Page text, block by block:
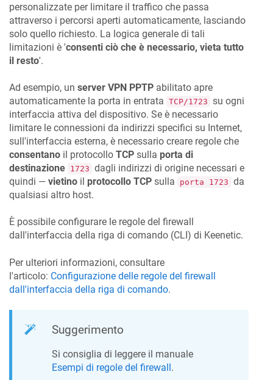
personalizzate per limitare il traffico che passa
attraverso i percorsi aperti automaticamente, lasciando
solo quello richiesto. La logica generale di tali
limitazioni è 'consenti ciò che è necessario, vieta tutto
il resto'.
Ad esempio, un server VPN PPTP abilitato apre
automaticamente la porta in entrata TCP/1723 su ogni
interfaccia attiva del dispositivo. Se è necessario
limitare le connessioni da indirizzi specifici su Internet,
sull'interfaccia esterna, è necessario creare regole che
consentano il protocollo TCP sulla porta di
destinazione 1723 dagli indirizzi di origine necessari e
quindi — vietino il protocollo TCP sulla porta 1723 da
qualsiasi altro host.
È possibile configurare le regole del firewall
dall'interfaccia della riga di comando (CLI) di Keenetic.
Per ulteriori informazioni, consultare
l'articolo: Configurazione delle regole del firewall
dall'interfaccia della riga di comando.
Suggerimento
Si consiglia di leggere il manuale
Esempi di regole del firewall .